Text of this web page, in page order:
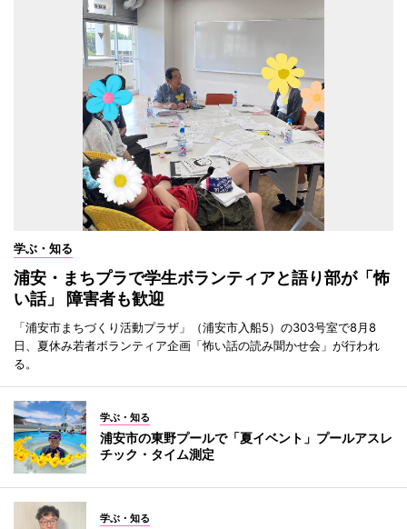
学ぶ・知る
浦安・まちプラで学生ボランティアと語り部が「怖
い話」 障害者も歓迎
「浦安市まちづくり活動プラザ」（浦安市入船5）の303号室で8月8
日、夏休み若者ボランティア企画「怖い話の読み聞かせ会」が行われ
る。
学ぶ・知る
浦安市の東野プールで「夏イベント」プールアスレ
チック・タイム測定
学ぶ・知る